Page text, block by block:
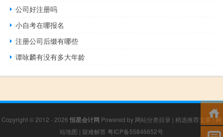
公司好注册吗
小自考在哪报名
注册公司后缀有哪些
谭咏麟有没有多大年龄
Copyright © 2012 - 2026 恒星会计网 Powered by 网站分类目录 | 精选推荐文章|网
站地图 | 疑难解答 粤ICP备55846652号